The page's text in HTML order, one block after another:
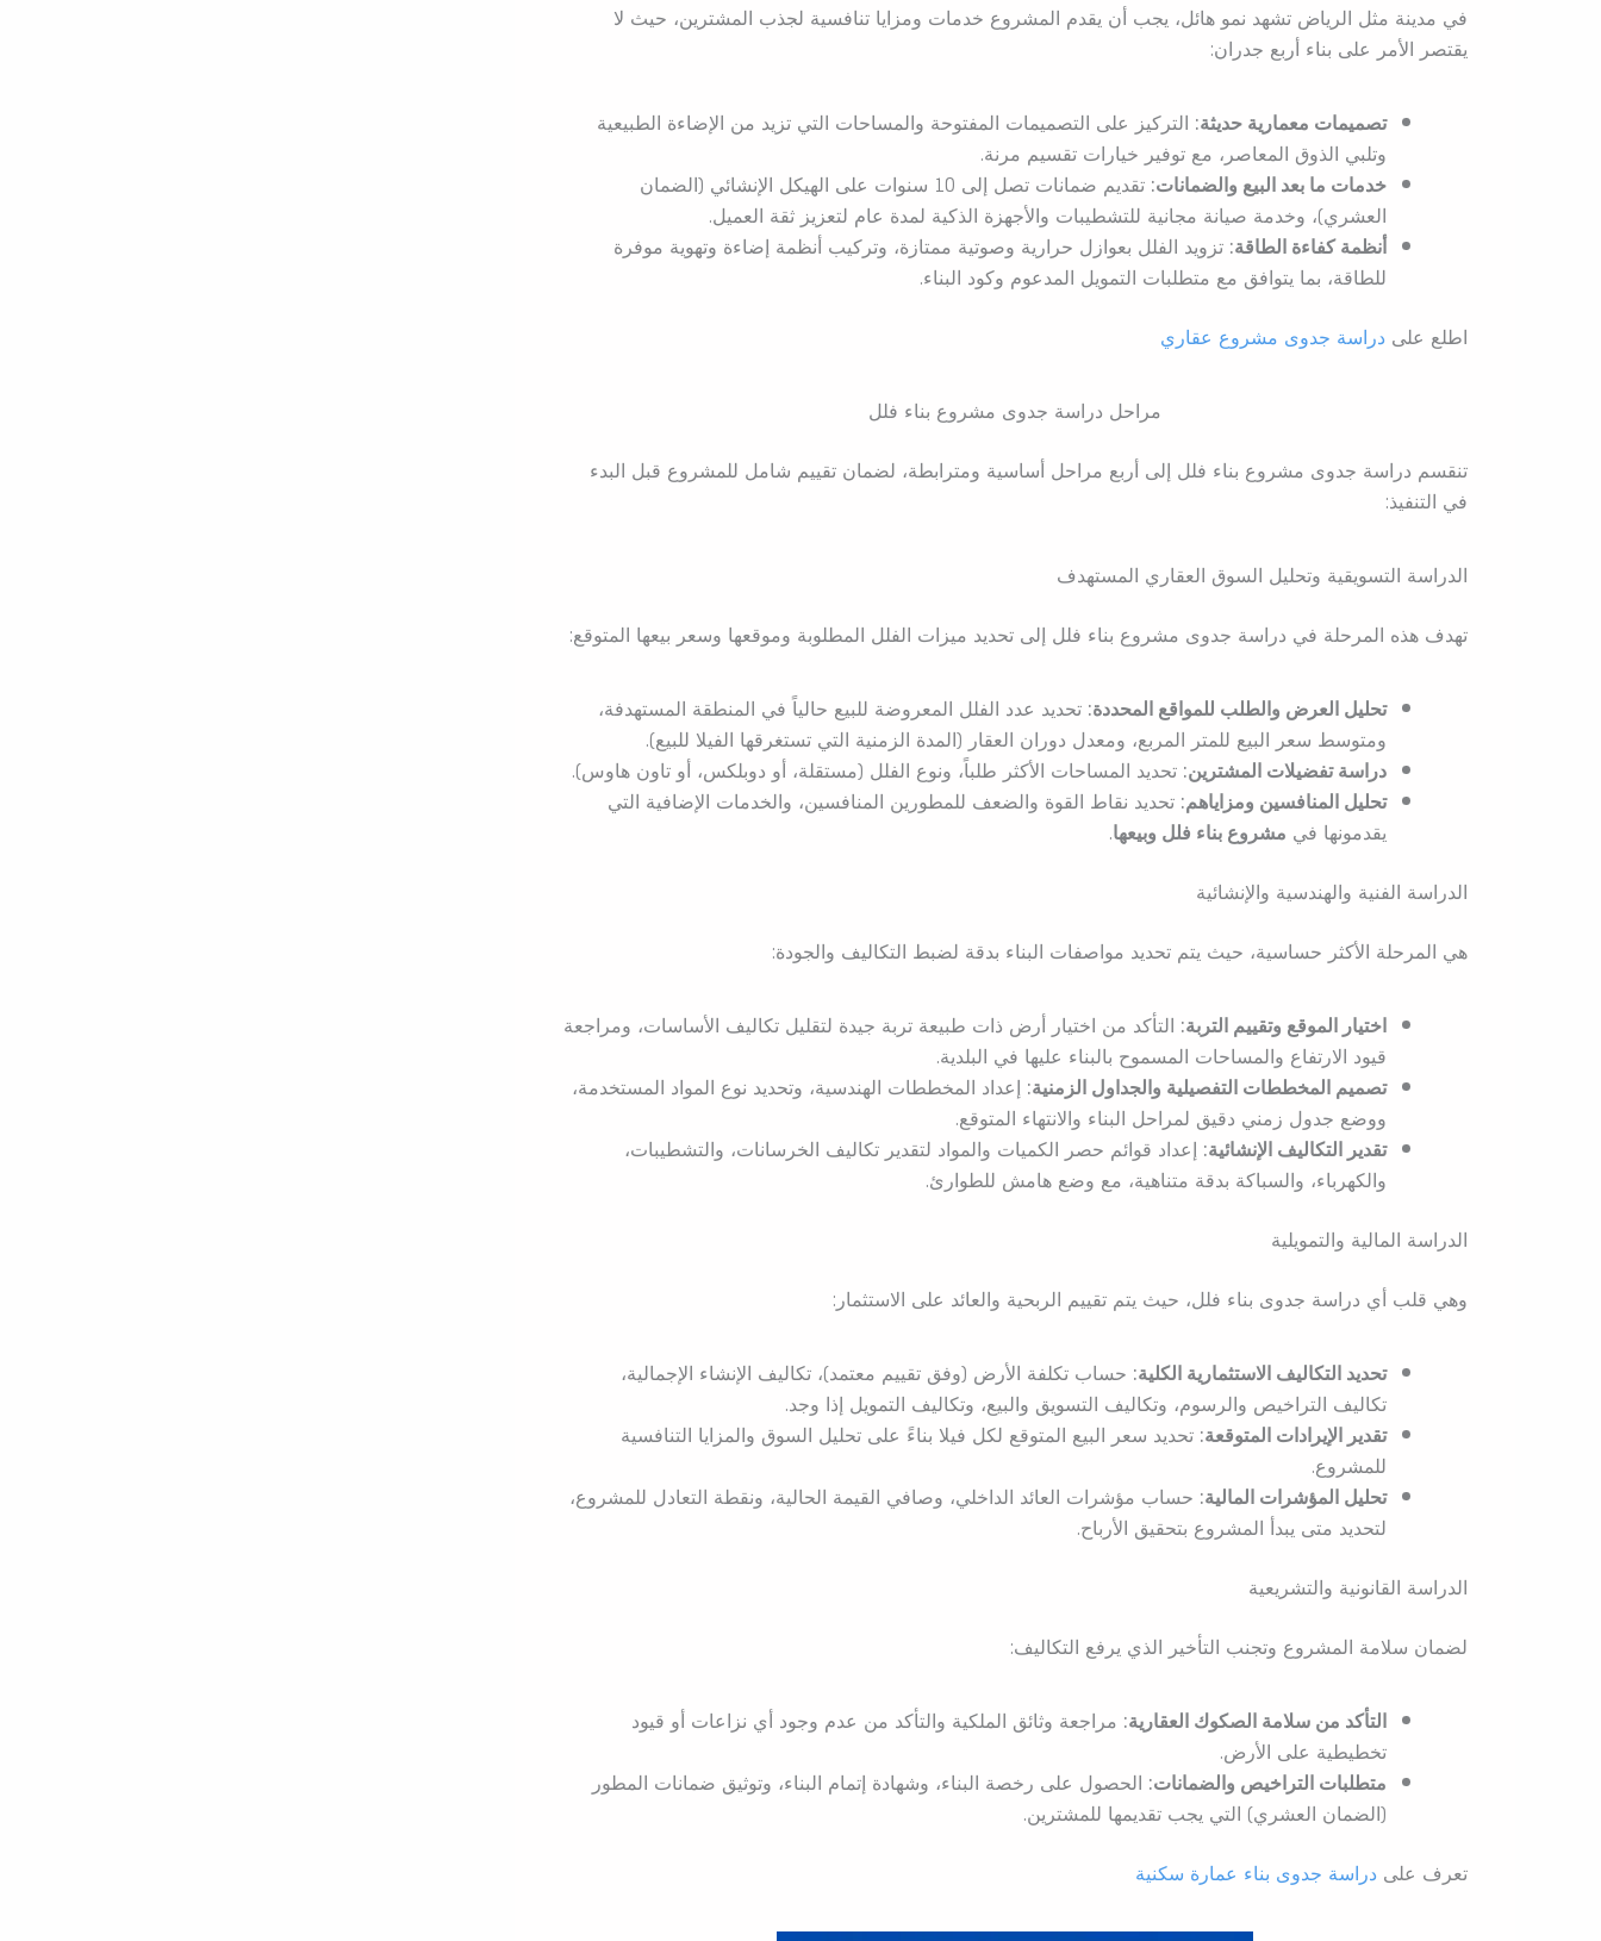
في مدينة مثل الرياض تشهد نمو هائل، يجب أن يقدم المشروع خدمات ومزايا تنافسية لجذب المشترين، حيث لا
يقتصر الأمر على بناء أربع جدران:
تصميمات معمارية حديثة: التركيز على التصميمات المفتوحة والمساحات التي تزيد من الإضاءة الطبيعية
وتلبي الذوق المعاصر، مع توفير خيارات تقسيم مرنة.
خدمات ما بعد البيع والضمانات:
تقديم ضمانات تصل إلى 10 سنوات على الهيكل الإنشائي (الضمان
العشري)، وخدمة صيانة مجانية للتشطيبات والأجهزة الذكية لمدة عام لتعزيز ثقة العميل.
أنظمة كفاءة الطاقة: تزويد الفلل بعوازل حرارية وصوتية ممتازة، وتركيب أنظمة إضاءة وتهوية موفرة
للطاقة، بما يتوافق مع متطلبات التمويل المدعوم وكود البناء.
اطلع على دراسة جدوى مشروع عقاري
مراحل دراسة جدوى مشروع بناء فلل
تنقسم دراسة جدوى مشروع بناء فلل إلى أربع مراحل أساسية ومترابطة، لضمان تقييم شامل للمشروع قبل البدء
في التنفيذ:
الدراسة التسويقية وتحليل السوق العقاري المستهدف
تهدف هذه المرحلة في دراسة جدوى مشروع بناء فلل إلى تحديد ميزات الفلل المطلوبة وموقعها وسعر بيعها المتوقع:
تحليل العرض والطلب للمواقع المحددة: تحديد عدد الفلل المعروضة للبيع حالياً في المنطقة المستهدفة،
ومتوسط سعر البيع للمتر المربع، ومعدل دوران العقار (المدة الزمنية التي تستغرقها الفيلا للبيع).
دراسة تفضيلات المشترين: تحديد المساحات الأكثر طلباً، ونوع الفلل (مستقلة، أو دوبلكس، أو تاون هاوس).
تحليل المنافسين ومزاياهم: تحديد نقاط القوة والضعف للمطورين المنافسين، والخدمات الإضافية التي
يقدمونها في مشروع بناء فلل وبيعها.
الدراسة الفنية والهندسية والإنشائية
هي المرحلة الأكثر حساسية، حيث يتم تحديد مواصفات البناء بدقة لضبط التكاليف والجودة:
اختيار الموقع وتقييم التربة: التأكد من اختيار أرض ذات طبيعة تربة جيدة لتقليل تكاليف الأساسات، ومراجعة
قيود الارتفاع والمساحات المسموح بالبناء عليها في البلدية.
تصميم المخططات التفصيلية والجداول الزمنية: إعداد المخططات الهندسية، وتحديد نوع المواد المستخدمة،
ووضع جدول زمني دقيق لمراحل البناء والانتهاء المتوقع.
تقدير التكاليف الإنشائية: إعداد قوائم حصر الكميات والمواد لتقدير تكاليف الخرسانات، والتشطيبات،
والكهرباء، والسباكة بدقة متناهية، مع وضع هامش للطوارئ.
الدراسة المالية والتمويلية
وهي قلب أي دراسة جدوى بناء فلل، حيث يتم تقييم الربحية والعائد على الاستثمار:
تحديد التكاليف الاستثمارية الكلية: حساب تكلفة الأرض (وفق تقييم معتمد)، تكاليف الإنشاء الإجمالية،
تكاليف التراخيص والرسوم، وتكاليف التسويق والبيع، وتكاليف التمويل إذا وجد.
تقدير الإيرادات المتوقعة: تحديد سعر البيع المتوقع لكل فيلا بناءً على تحليل السوق والمزايا التنافسية
للمشروع.
تحليل المؤشرات المالية: حساب مؤشرات العائد الداخلي، وصافي القيمة الحالية، ونقطة التعادل للمشروع،
لتحديد متى يبدأ المشروع بتحقيق الأرباح.
الدراسة القانونية والتشريعية
لضمان سلامة المشروع وتجنب التأخير الذي يرفع التكاليف:
التأكد من سلامة الصكوك العقارية: مراجعة وثائق الملكية والتأكد من عدم وجود أي نزاعات أو قيود
تخطيطية على الأرض.
متطلبات التراخيص والضمانات: الحصول على رخصة البناء، وشهادة إتمام البناء، وتوثيق ضمانات المطور
(الضمان العشري) التي يجب تقديمها للمشترين.
تعرف على دراسة جدوى بناء عمارة سكنية